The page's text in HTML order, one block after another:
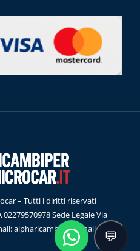
– Tutti i diritti riservati
02279570978 Sede Legale Via
alpharicambisrl@gmail.com